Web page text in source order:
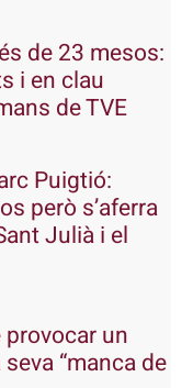
de 23 mesos:
i en clau
de TVE
Puigtió:
però s’aferra
Julià i el
un
“manca de